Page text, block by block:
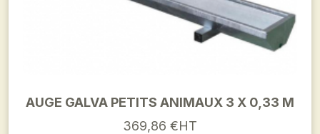
AUGE GALVA PETITS ANIMAUX 3 X 0,33 M
369,86 €HT